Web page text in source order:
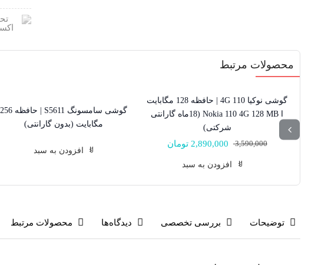
محصولات مرتبط
گوشی نوکیا 110 4G | حافظه 128 مگابایت
ا Nokia 110 4G 128 MB (18ماه گارانتی
شرکتی)
3,590,000
قیمت
3,590,000 تومان
2,890,000 تومان
قیمت
2,890,000 تومان.افزودن به سبد
موجود نیست!
گوشی سامسونگ S5611 | حافظه 256
مگابایت (بدون گارانتی)
افزودن به سبد
توضیحات بررسی تخصصی دیدگاه‌ها محصولات مرتبط